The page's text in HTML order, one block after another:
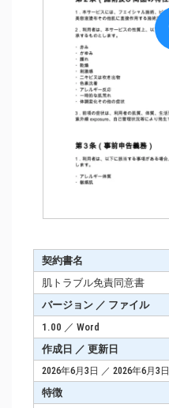
契約書名
肌トラブル免責同意書
バージョン ／ ファイル
1.00 ／ Word
作成日 ／ 更新日
2026年6月3日 ／ 2026年6月3日
特徴